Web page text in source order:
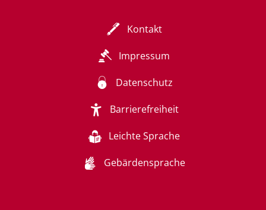
Kontakt
Impressum
Datenschutz
Barrierefreiheit
Leichte Sprache
Gebärdensprache